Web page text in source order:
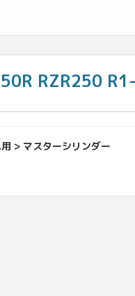
RZR250
> マスターシリンダー